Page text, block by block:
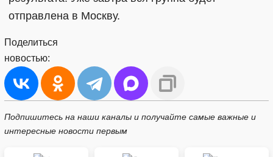
отправлена в Москву.
Поделиться
новостью:
Подпишитесь на наши каналы и получайте самые важные и
интересные новости первым